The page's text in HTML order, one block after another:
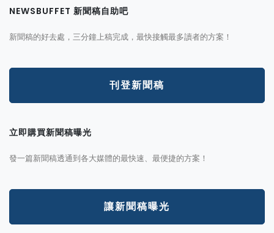
NEWSBUFFET 新聞稿自助吧
新聞稿的好去處，三分鐘上稿完成，最快接觸最多讀者的方案！
刊登新聞稿
立即購買新聞稿曝光
發一篇新聞稿透通到各大媒體的最快速、最便捷的方案！
讓新聞稿曝光